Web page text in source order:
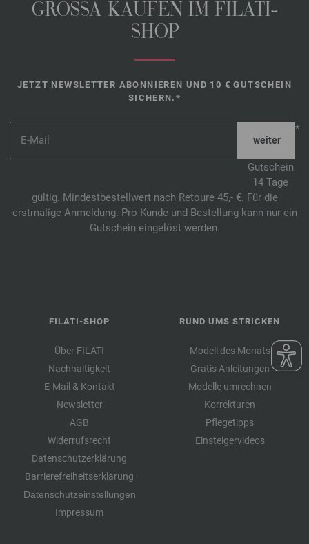
GROSSA KAUFEN IM FILATI-
SHOP
JETZT NEWSLETTER ABONNIEREN UND 10 € GUTSCHEIN
SICHERN.*
*
Gutschein
14 Tage
gültig. Mindestbestellwert nach Retoure 45,- €. Für die
erstmalige Anmeldung. Pro Kunde und Bestellung kann nur ein
Gutschein eingelöst werden.
FILATI-SHOP
Über FILATI
Nachhaltigkeit
E-Mail & Kontakt
Newsletter
AGB
Widerrufsrecht
Datenschutzerklärung
Barrierefreiheitserklärung
Datenschutzeinstellungen
Impressum
RUND UMS STRICKEN
Modell des Monats
Gratis Anleitungen
Modelle umrechnen
Korrekturen
Pflegetipps
Einsteigervideos